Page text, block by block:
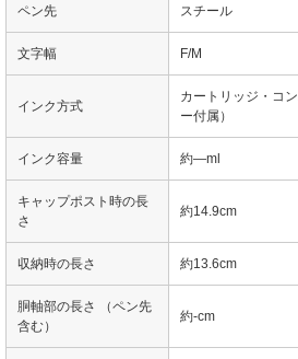
ペン先 スチール
文字幅 F/M
インク方式
カートリッジ・コ
ー付属）
インク容量 約―ml
キャップポスト時の長
さ
約14.9cm
収納時の長さ 約13.6cm
胴軸部の長さ （ペン先
含む）
約-cm